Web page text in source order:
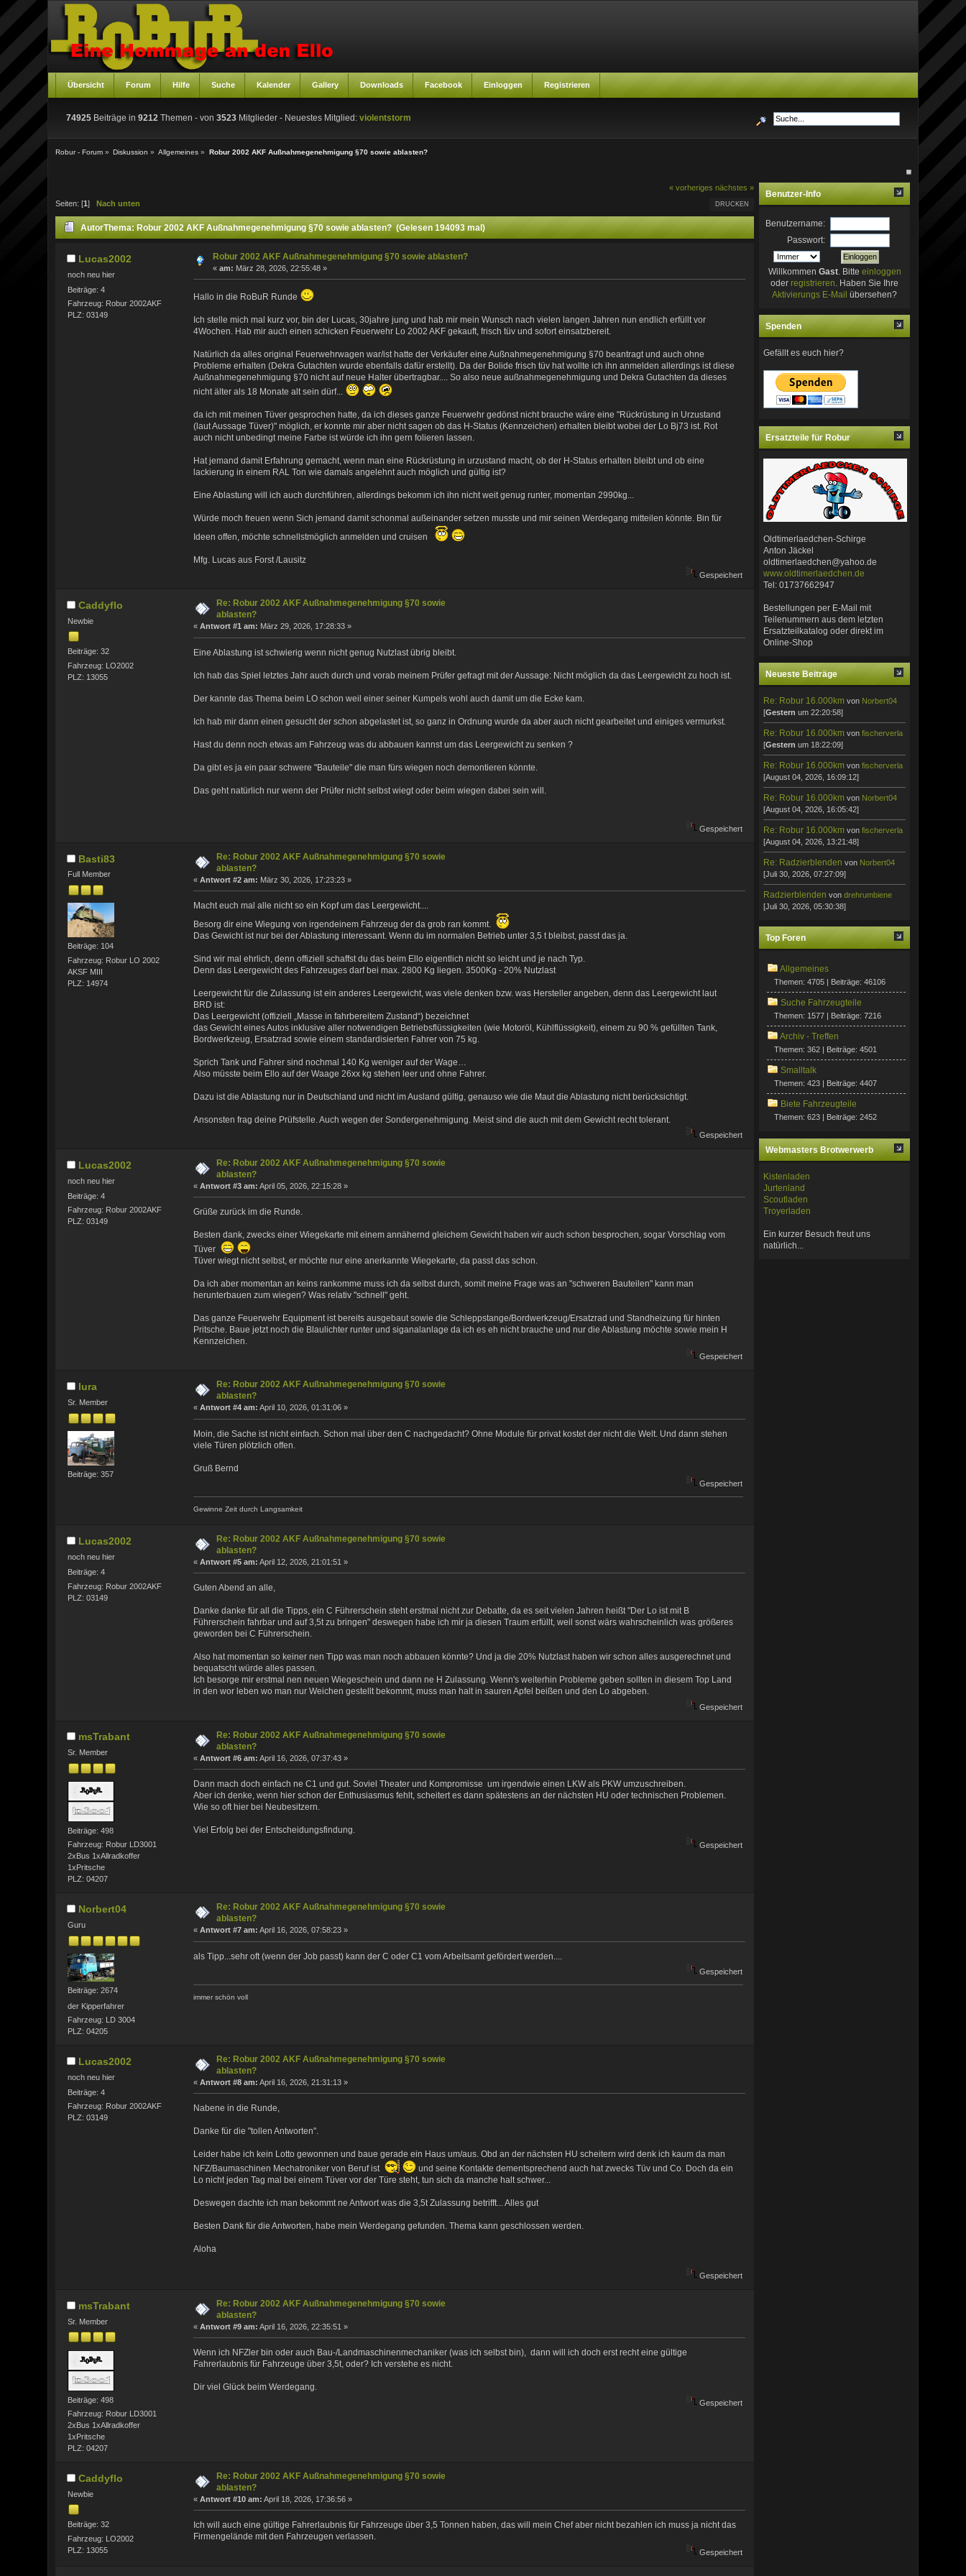
Übersicht Forum Hilfe Suche Kalender Gallery Downloads Facebook Einloggen Registrieren
74925 Beiträge in9212 Themen - von3523 Mitglieder - Neuestes Mitglied:violentstorm
Robur - Forum » Diskussion » Allgemeines » Robur 2002 AKF Außnahmegenehmigung §70 sowie ablasten?
« vorheriges nächstes »
DRUCKEN
Seiten: [1] Nach unten
AutorThema: Robur 2002 AKF Außnahmegenehmigung §70 sowie ablasten? (Gelesen 194093 mal)
Lucas2002
noch neu hier
Beiträge: 4
Fahrzeug: Robur 2002AKF
PLZ: 03149
Robur 2002 AKF Außnahmegenehmigung §70 sowie ablasten?
«am: März 28, 2026, 22:55:48 »
Hallo in die RoBuR Runde
Ich stelle mich mal kurz vor, bin der Lucas, 30jahre jung und hab mir mein Wunsch nach vielen langen Jahren nun endlich erfüllt vor
4Wochen. Hab mir auch einen schicken Feuerwehr Lo 2002 AKF gekauft, frisch tüv und sofort einsatzbereit.
Natürlich da alles original Feuerwehrwagen war/ist hatte der Verkäufer eine Außnahmegenehmigung §70 beantragt und auch ohne
Probleme erhalten (Dekra Gutachten wurde ebenfalls dafür erstellt). Da der Bolide frisch tüv hat wollte ich ihn anmelden allerdings ist diese
Außnahmegenehmigung §70 nicht auf neue Halter übertragbar.... So also neue außnahmegenehmigung und Dekra Gutachten da dieses
nicht älter als 18 Monate alt sein dürf...
da ich mit meinen Tüver gesprochen hatte, da ich dieses ganze Feuerwehr gedönst nicht brauche wäre eine "Rückrüstung in Urzustand
(laut Aussage Tüver)" möglich, er konnte mir aber nicht sagen ob das H-Status (Kennzeichen) erhalten bleibt wobei der Lo Bj73 ist. Rot
auch nicht unbedingt meine Farbe ist würde ich ihn gern folieren lassen.
Hat jemand damit Erfahrung gemacht, wenn man eine Rückrüstung in urzustand macht, ob der H-Status erhalten bleibt und ob eine
lackierung in einem RAL Ton wie damals angelehnt auch möglich und gültig ist?
Eine Ablastung will ich auch durchführen, allerdings bekomm ich ihn nicht weit genug runter, momentan 2990kg...
Würde moch freuen wenn Sich jemand damit schonmal außeinander setzen musste und mir seinen Werdegang mitteilen könnte. Bin für
Ideen offen, möchte schnellstmöglich anmelden und cruisen
Mfg. Lucas aus Forst /Lausitz
Gespeichert
Caddyflo
Newbie
Beiträge: 32
Fahrzeug: LO2002
PLZ: 13055
Re: Robur 2002 AKF Außnahmegenehmigung §70 sowie
ablasten?
«Antwort #1 am: März 29, 2026, 17:28:33 »
Eine Ablastung ist schwierig wenn nicht genug Nutzlast übrig bleibt.
Ich hab das Spiel letztes Jahr auch durch und vorab meinem Prüfer gefragt mit der Aussage: Nicht möglich da das Leergewicht zu hoch ist.
Der kannte das Thema beim LO schon weil einer seiner Kumpels wohl auch damit um die Ecke kam.
Ich hab mir dann einen gesucht der schon abgelastet ist, so ganz in Ordnung wurde da aber auch nicht gearbeitet und einiges vermurkst.
Hast du denn noch etwas am Fahrzeug was du abbauen kannst um das Leergewicht zu senken ?
Da gibt es ja ein paar schwere "Bauteile" die man fürs wiegen noch demontieren könnte.
Das geht natürlich nur wenn der Prüfer nicht selbst wiegt oder beim wiegen dabei sein will.
Gespeichert
Basti83
Full Member
Beiträge: 104
Fahrzeug: Robur LO 2002
AKSF MIII
PLZ: 14974
Re: Robur 2002 AKF Außnahmegenehmigung §70 sowie
ablasten?
«Antwort #2 am: März 30, 2026, 17:23:23 »
Macht euch mal alle nicht so ein Kopf um das Leergewicht....
Besorg dir eine Wiegung von irgendeinem Fahrzeug der da grob ran kommt.
Das Gewicht ist nur bei der Ablastung interessant. Wenn du im normalen Betrieb unter 3,5 t bleibst, passt das ja.
Sind wir mal ehrlich, denn offiziell schaffst du das beim Ello eigentlich nicht so leicht und je nach Typ.
Denn das Leergewicht des Fahrzeuges darf bei max. 2800 Kg liegen. 3500Kg - 20% Nutzlast
Leergewicht für die Zulassung ist ein anderes Leergewicht, was viele denken bzw. was Hersteller angeben, denn das Leergewicht laut
BRD ist:
Das Leergewicht (offiziell „Masse in fahrbereitem Zustand“) bezeichnet
das Gewicht eines Autos inklusive aller notwendigen Betriebsflüssigkeiten (wie Motoröl, Kühlflüssigkeit), einem zu 90 % gefüllten Tank,
Bordwerkzeug, Ersatzrad sowie einem standardisierten Fahrer von 75 kg.
Sprich Tank und Fahrer sind nochmal 140 Kg weniger auf der Wage…
Also müsste beim Ello auf der Waage 26xx kg stehen leer und ohne Fahrer.
Dazu ist die Ablastung nur in Deutschland und nicht im Ausland gültig, genauso wie die Maut die Ablastung nicht berücksichtigt.
Ansonsten frag deine Prüfstelle. Auch wegen der Sondergenehmigung. Meist sind die auch mit dem Gewicht recht tolerant.
Gespeichert
Lucas2002
noch neu hier
Beiträge: 4
Fahrzeug: Robur 2002AKF
PLZ: 03149
Re: Robur 2002 AKF Außnahmegenehmigung §70 sowie
ablasten?
«Antwort #3 am: April 05, 2026, 22:15:28 »
Grüße zurück im die Runde.
Besten dank, zwecks einer Wiegekarte mit einem annähernd gleichem Gewicht haben wir auch schon besprochen, sogar Vorschlag vom
Tüver
Tüver wiegt nicht selbst, er möchte nur eine anerkannte Wiegekarte, da passt das schon.
Da ich aber momentan an keins rankomme muss ich da selbst durch, somit meine Frage was an "schweren Bauteilen" kann man
herunterbauen zum wiegen? Was relativ "schnell" geht.
Das ganze Feuerwehr Equipment ist bereits ausgebaut sowie die Schleppstange/Bordwerkzeug/Ersatzrad und Standheizung für hinten
Pritsche. Baue jetzt noch die Blaulichter runter und siganalanlage da ich es eh nicht brauche und nur die Ablastung möchte sowie mein H
Kennzeichen.
Gespeichert
lura
Sr. Member
Beiträge: 357
Re: Robur 2002 AKF Außnahmegenehmigung §70 sowie
ablasten?
«Antwort #4 am: April 10, 2026, 01:31:06 »
Moin, die Sache ist nicht einfach. Schon mal über den C nachgedacht? Ohne Module für privat kostet der nicht die Welt. Und dann stehen
viele Türen plötzlich offen.
Gruß Bernd
Gespeichert
Gewinne Zeit durch Langsamkeit
Lucas2002
noch neu hier
Beiträge: 4
Fahrzeug: Robur 2002AKF
PLZ: 03149
Re: Robur 2002 AKF Außnahmegenehmigung §70 sowie
ablasten?
«Antwort #5 am: April 12, 2026, 21:01:51 »
Guten Abend an alle,
Danke danke für all die Tipps, ein C Führerschein steht erstmal nicht zur Debatte, da es seit vielen Jahren heißt "Der Lo ist mit B
Führerschein fahrbar und auf 3,5t zu bringen" deswegen habe ich mir ja diesen Traum erfüllt, weil sonst wärs wahrscheinlich was größeres
geworden bei C Führerschein.
Also hat momentan so keiner nen Tipp was man noch abbauen könnte? Und ja die 20% Nutzlast haben wir schon alles ausgerechnet und
bequatscht würde alles passen.
Ich besorge mir erstmal nen neuen Wiegeschein und dann ne H Zulassung. Wenn's weiterhin Probleme geben sollten in diesem Top Land
in den wor leben wo man nur Weichen gestellt bekommt, muss man halt in sauren Apfel beißen und den Lo abgeben.
Gespeichert
msTrabant
Sr. Member
Beiträge: 498
Fahrzeug: Robur LD3001
2xBus 1xAllradkoffer
1xPritsche
PLZ: 04207
Re: Robur 2002 AKF Außnahmegenehmigung §70 sowie
ablasten?
«Antwort #6 am: April 16, 2026, 07:37:43 »
Dann mach doch einfach ne C1 und gut. Soviel Theater und Kompromisse um irgendwie einen LKW als PKW umzuschreiben.
Aber ich denke, wenn hier schon der Enthusiasmus fehlt, scheitert es dann spätestens an der nächsten HU oder technischen Problemen.
Wie so oft hier bei Neubesitzern.
Viel Erfolg bei der Entscheidungsfindung.
Gespeichert
Norbert04
Guru
Beiträge: 2674
der Kipperfahrer
Fahrzeug: LD 3004
PLZ: 04205
Re: Robur 2002 AKF Außnahmegenehmigung §70 sowie
ablasten?
«Antwort #7 am: April 16, 2026, 07:58:23 »
als Tipp...sehr oft (wenn der Job passt) kann der C oder C1 vom Arbeitsamt gefördert werden....
Gespeichert
immer schön voll
Lucas2002
noch neu hier
Beiträge: 4
Fahrzeug: Robur 2002AKF
PLZ: 03149
Re: Robur 2002 AKF Außnahmegenehmigung §70 sowie
ablasten?
«Antwort #8 am: April 16, 2026, 21:31:13 »
Nabene in die Runde,
Danke für die "tollen Antworten".
Leider habe ich kein Lotto gewonnen und baue gerade ein Haus um/aus. Obd an der nächsten HU scheitern wird denk ich kaum da man
NFZ/Baumaschinen Mechatroniker von Beruf ist
und seine Kontakte dementsprechend auch hat zwecks Tüv und Co. Doch da ein
Lo nicht jeden Tag mal bei einem Tüver vor der Türe steht, tun sich da manche halt schwer...
Deswegen dachte ich man bekommt ne Antwort was die 3,5t Zulassung betrifft... Alles gut
Besten Dank für die Antworten, habe mein Werdegang gefunden. Thema kann geschlossen werden.
Aloha
Gespeichert
msTrabant
Sr. Member
Beiträge: 498
Fahrzeug: Robur LD3001
2xBus 1xAllradkoffer
1xPritsche
PLZ: 04207
Re: Robur 2002 AKF Außnahmegenehmigung §70 sowie
ablasten?
«Antwort #9 am: April 16, 2026, 22:35:51 »
Wenn ich NFZler bin oder auch Bau-/Landmaschinenmechaniker (was ich selbst bin), dann will ich doch erst recht eine gültige
Fahrerlaubnis für Fahrzeuge über 3,5t, oder? Ich verstehe es nicht.
Dir viel Glück beim Werdegang.
Gespeichert
Caddyflo
Newbie
Beiträge: 32
Fahrzeug: LO2002
PLZ: 13055
Re: Robur 2002 AKF Außnahmegenehmigung §70 sowie
ablasten?
«Antwort #10 am: April 18, 2026, 17:36:56 »
Ich will auch eine gültige Fahrerlaubnis für Fahrzeuge über 3,5 Tonnen haben, das will mein Chef aber nicht bezahlen ich muss ja nicht das
Firmengelände mit den Fahrzeugen verlassen.
Gespeichert
Benutzer-Info
Benutzername:
Passwort:
Willkommen Gast. Bitte einloggen
oder registrieren . Haben Sie Ihre
Aktivierungs E-Mail übersehen?
Spenden
Gefällt es euch hier?
Ersatzteile für Robur
Oldtimerlaedchen-Schirge
Anton Jäckel
oldtimerlaedchen@yahoo.de
www.oldtimerlaedchen.de
Tel: 01737662947
Bestellungen per E-Mail mit
Teilenummern aus dem letzten
Ersatzteilkatalog oder direkt im
Online-Shop
Neueste Beiträge
Re: Robur 16.000km von Norbert04
[Gestern um 22:20:58]
Re: Robur 16.000km vonfischerverla
[Gestern um 18:22:09]
Re: Robur 16.000km vonfischerverla
[August 04, 2026, 16:09:12]
Re: Robur 16.000km von Norbert04
[August 04, 2026, 16:05:42]
Re: Robur 16.000km vonfischerverla
[August 04, 2026, 13:21:48]
Re: Radzierblendenvon Norbert04
[Juli 30, 2026, 07:27:09]
Radzierblendenvondrehrumbiene
[Juli 30, 2026, 05:30:38]
Top Foren
Allgemeines
Themen: 4705 | Beiträge: 46106
Suche Fahrzeugteile
Themen: 1577 | Beiträge: 7216
Archiv - Treffen
Themen: 362 | Beiträge: 4501
Smalltalk
Themen: 423 | Beiträge: 4407
Biete Fahrzeugteile
Themen: 623 | Beiträge: 2452
Webmasters Brotwerwerb
Kistenladen
Jurtenland
Scoutladen
Troyerladen
Ein kurzer Besuch freut uns
natürlich...